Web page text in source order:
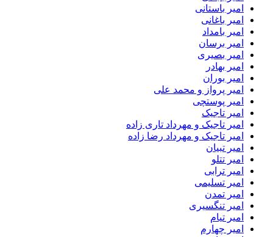
امیر باستانی
امیر باغانی
امیر بامداد
امیر برسان
امیر بصیری
امیر بهادر
امیر بوران
امیر پرواز و محمد علی
امیر پوستچی
امیر تاجیک
امیر تاجیک و مهرداد تاری زاده
امیر تاجیک و مهرداد رضا زاده
امیر تبیان
امیر تتلو
امیر ترابی
امیر تسلیمی
امیر تمدن
امیر تنگسیری
امیر تیام
امیر چهارم